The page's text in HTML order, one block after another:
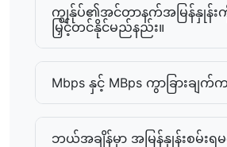
ကျွန်ုပ်၏အင်တာနက်အမြန်နှုန်
မြှင့်တင်နိုင်မည်နည်း။
Mbps နှင့် MBps ကွာခြားချ
ဘယ်အချိန်မှာ အမြန်နှုန်းစမ်းရ